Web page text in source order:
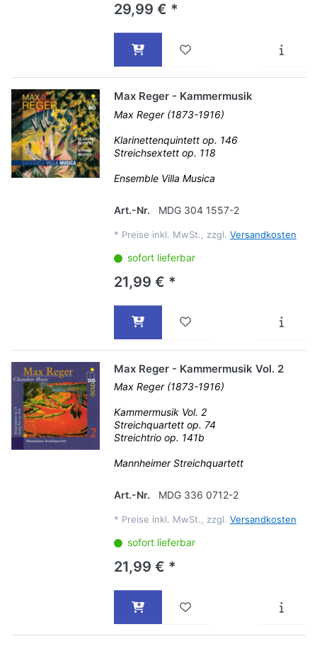
29,99 € *
Max Reger - Kammermusik
Max Reger (1873-1916)
Klarinettenquintett op. 146
Streichsextett op. 118
Ensemble Villa Musica
Art.-Nr. MDG 304 1557-2
* Preise inkl. MwSt., zzgl. Versandkosten
sofort lieferbar
21,99 € *
Max Reger - Kammermusik Vol. 2
Max Reger (1873-1916)
Kammermusik Vol. 2
Streichquartett op. 74
Streichtrio op. 141b
Mannheimer Streichquartett
Art.-Nr. MDG 336 0712-2
* Preise inkl. MwSt., zzgl. Versandkosten
sofort lieferbar
21,99 € *